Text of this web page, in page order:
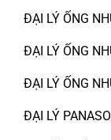
ĐẠI LÝ ỐNG
ĐẠI LÝ ỐNG
ĐẠI LÝ ỐNG
ĐẠI LÝ